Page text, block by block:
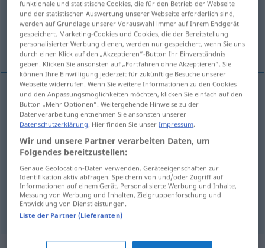
Übersicht aller Übersetzungen
(Für mehr Details die Übersetzung anklicken/antippen)
übertreffen Weitere Beispiele...
übertreffen(an DAT) aventajaren
Beispiele
aventajara/c preferir
etwasvorziehen, einer Sache ( DAT)denVorzug geben
funktionale und statistische Cookies, die für den Betrieb der Webseite
und der statistischen Auswertung unserer Webseite erforderlich sind,
werden auf Grundlage unserer Vorauswahl immer auf Ihrem Endgerät
gespeichert. Marketing-Cookies und Cookies, die der Bereitstellung
personalisierter Werbung dienen, werden nur gespeichert, wenn Sie uns
durch einen Klick auf den „Akzeptieren“-Button Ihr Einverständnis
geben. Klicken Sie ansonsten auf „Fortfahren ohne Akzeptieren“. Sie
können Ihre Einwilligung jederzeit für zukünftige Besuche unserer
Webseite widerrufen. Wenn Sie weitere Informationen zu den Cookies
und den Anpassungsmöglichkeiten möchten, klicken Sie einfach auf den
Button „Mehr Optionen“. Weitergehende Hinweise zu der
Datenverarbeitung entnehmen Sie ansonsten unserer
Datenschutzerklärung. Hier finden Sie unserImpressum.
Wir und unsere Partner verarbeiten Daten, um
Folgendes bereitzustellen:
Genaue Geolocation-Daten verwenden. Geräteeigenschaften zur
Identifikation aktiv abfragen. Speichern von und/oder Zugriff auf
Informationen auf einem Gerät. Personalisierte Werbung und Inhalte,
Messung von Werbung und Inhalten, Zielgruppenforschung und
Entwicklung von Dienstleistungen.
Liste der Partner (Lieferanten)